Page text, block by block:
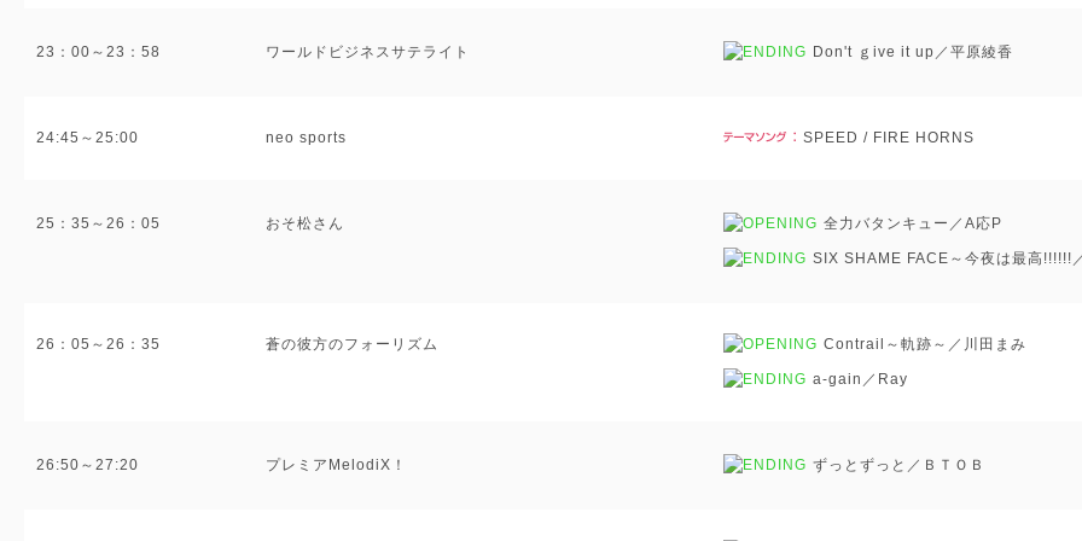
23：00～23：58 ワールドビジネスサテライト Don't ｇive it up／平原綾香
24:45～25:00 neo sports SPEED / FIRE HORNS
25：35～26：05 おそ松さん 全力バタンキュー／A応P
SIX SHAME FACE～今夜は最高!!!!!!
26：05～26：35 蒼の彼方のフォーリズム Contrail～軌跡～／川田まみ
a-gain／Ray
26:50～27:20 プレミアMelodiX！ ずっとずっと／ＢＴＯＢ